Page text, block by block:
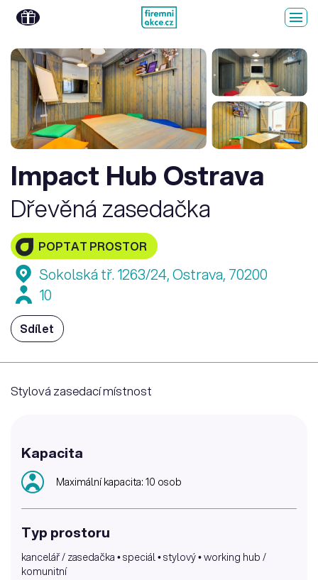
Impact Hub Ostrava
Dřevěná zasedačka
POPTAT PROSTOR
Sokolská tř. 1263/24, Ostrava, 70200
10
Sdílet
Stylová zasedací místnost
Kapacita
Maximální kapacita: 10 osob
Typ prostoru
kancelář / zasedačka • speciál • stylový • working hub /
komunitní